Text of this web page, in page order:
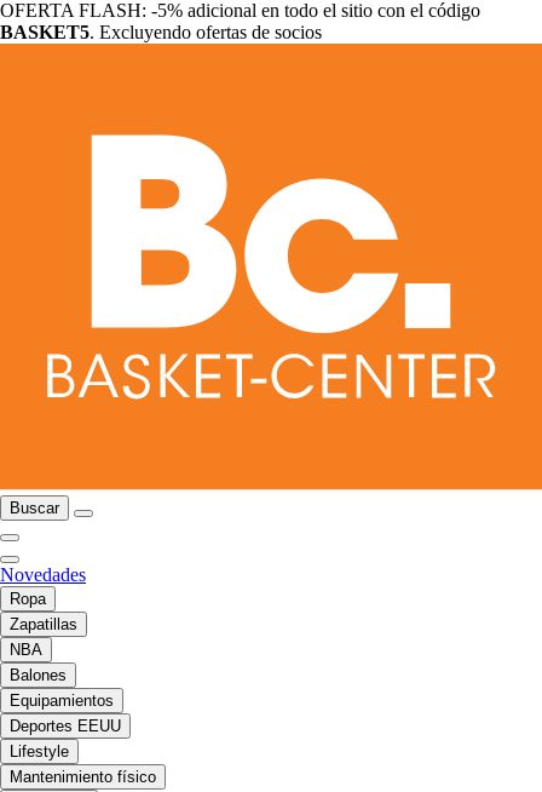
OFERTA FLASH: -5% adicional en todo el sitio con el código
BASKET5. Excluyendo ofertas de socios
Buscar
Novedades
Ropa
Zapatillas
NBA
Balones
Equipamientos
Deportes EEUU
Lifestyle
Mantenimiento físico